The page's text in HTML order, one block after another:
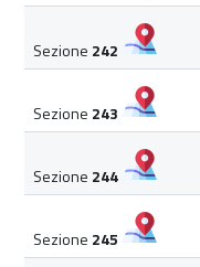
Sezione 242
Sezione 243
Sezione 244
Sezione 245